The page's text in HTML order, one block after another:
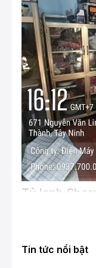
Tủ lạnh
XP382AE-
rãi, công
tươi ngon
Tin tức nổi bật